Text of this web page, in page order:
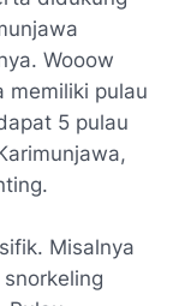
Wooow
memiliki pulau
5 pulau
Misalnya